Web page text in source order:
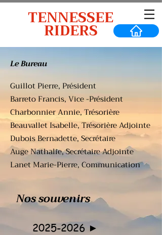
TENNESSEE
RIDERS
Le Bureau
Guillot Pierre, Président
Barreto Francis, Vice -Président
Charbonnier Annie, Trésorière
Beauvallet Isabelle, Trésorière Adjointe
Dubois Bernadette, Secrétaire
Auge Nathalie, Secrétaire Adjointe
Lanet Marie-Pierre, Communication
Nos souvenirs
2025-2026 ►